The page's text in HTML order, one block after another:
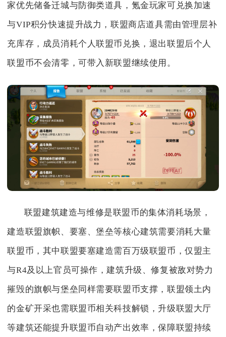
家优先储备迁城与防御类道具，氪金玩家可兑换加速
与VIP积分快速提升战力，联盟商店道具需由管理层补
充库存，成员消耗个人联盟币兑换，退出联盟后个人
联盟币不会清零，可带入新联盟继续使用。
联盟建筑建造与维修是联盟币的集体消耗场景，
建造联盟旗帜、要塞、堡垒等核心建筑需要消耗大量
联盟币，其中联盟要塞建造需百万级联盟币，仅盟主
与R4及以上官员可操作，建筑升级、修复被敌对势力
摧毁的旗帜与堡垒同样需要联盟币支撑，联盟领土内
的金矿开采也需联盟币相关科技解锁，升级联盟大厅
等建筑还能提升联盟币自动产出效率，保障联盟持续